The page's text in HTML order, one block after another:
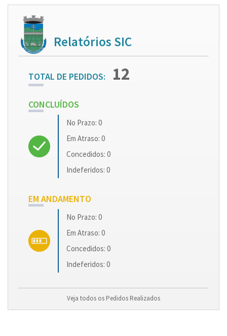
Relatórios SIC
TOTAL DE PEDIDOS: 12
CONCLUÍDOS
No Prazo: 0
Em Atraso: 0
Concedidos: 0
Indeferidos: 0
EM ANDAMENTO
No Prazo: 0
Em Atraso: 0
Concedidos: 0
Indeferidos: 0
Veja todos os Pedidos Realizados